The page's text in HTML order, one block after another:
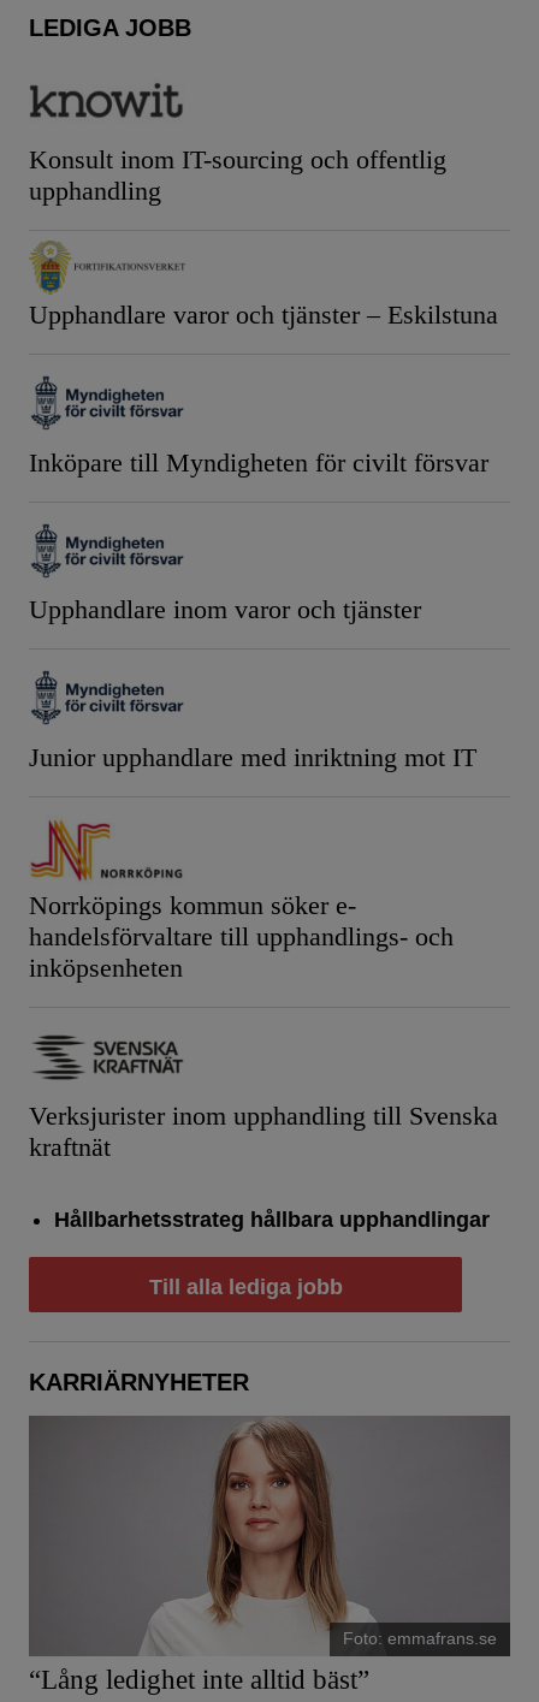
LEDIGA JOBB
Konsult inom IT-sourcing och offentlig
upphandling
Upphandlare varor och tjänster – Eskilstuna
Inköpare till Myndigheten för civilt försvar
Upphandlare inom varor och tjänster
Junior upphandlare med inriktning mot IT
Norrköpings kommun söker e-
handelsförvaltare till upphandlings- och
inköpsenheten
Verksjurister inom upphandling till Svenska
kraftnät
Hållbarhetsstrateg hållbara upphandlingar
Till alla lediga jobb
KARRIÄRNYHETER
Foto: emmafrans.se
“Lång ledighet inte alltid bäst”